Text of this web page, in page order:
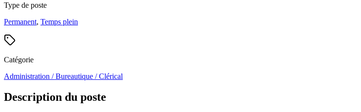
Type de poste
Permanent, Temps plein
Catégorie
Administration / Bureautique / Clérical
Description du poste